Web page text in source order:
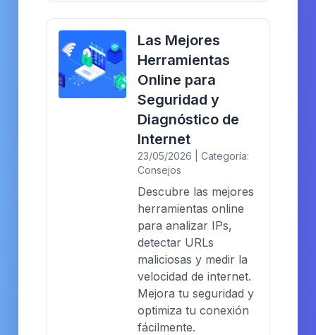
Las Mejores
Herramientas
Online para
Seguridad y
Diagnóstico de
Internet
23/05/2026 | Categoría:
Consejos
Descubre las mejores
herramientas online
para analizar IPs,
detectar URLs
maliciosas y medir la
velocidad de internet.
Mejora tu seguridad y
optimiza tu conexión
fácilmente.